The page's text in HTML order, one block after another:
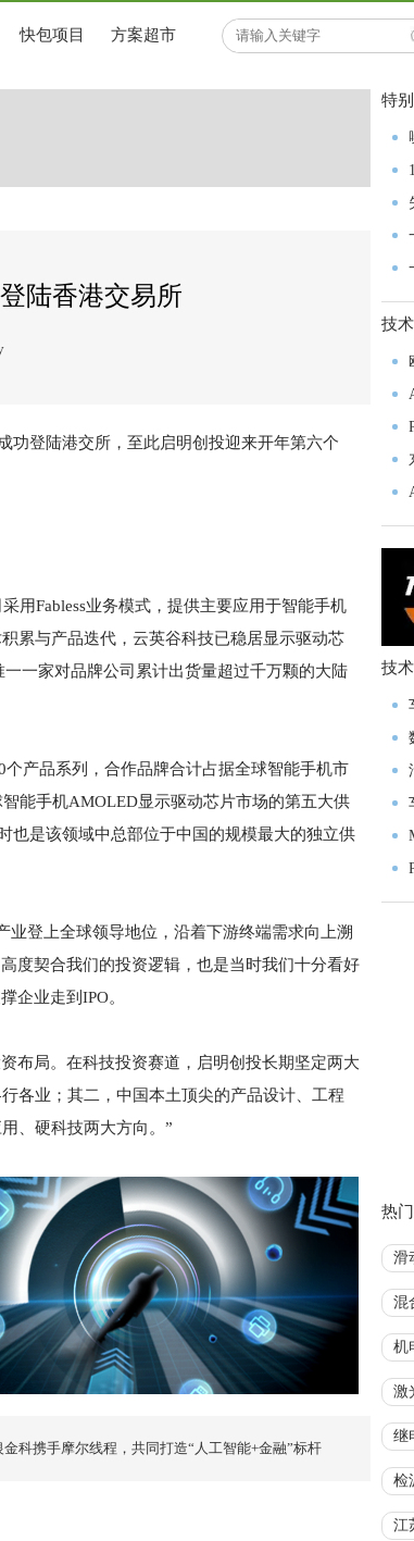
快包项目 方案超市
陆香港交易所
功登陆港交所，至此启明创投迎来开年第六个
用Fabless业务模式，提供主要应用于智能手机
累与产品迭代，云英谷科技已稳居显示驱动芯
一家对品牌公司累计出货量超过千万颗的大陆
产品系列，合作品牌合计占据全球智能手机市
能手机AMOLED显示驱动芯片市场的第五大供
也是该领域中总部位于中国的规模最大的独立供
业登上全球领导地位，沿着下游终端需求向上溯
度契合我们的投资逻辑，也是当时我们十分看好
企业走到IPO。
布局。在科技投资赛道，启明创投长期坚定两大
各业；其二，中国本土顶尖的产品设计、工程
、硬科技两大方向。”
科携手摩尔线程，共同打造“人工智能+金融”标杆
特
流
低
片
源
技
成
什
高
入
技
望
热
滑
混
机
激
继
检
江